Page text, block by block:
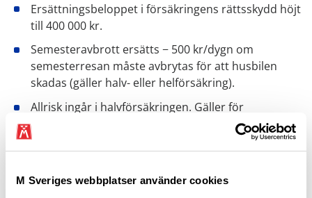
M Sveriges webbplatser använder cookies
Ersättningsbeloppet i försäkringens rättsskydd höjt
till 400 000 kr.
Semesteravbrott ersätts − 500 kr/dygn om
semesterresan måste avbrytas för att husbilen
skadas (gäller halv- eller helförsäkring).
Allrisk ingår i halvförsäkringen. Gäller för
exempelvis om du råkat skada förarutrymmets
inredning, tappat bilnyckeln eller av misstag tankat
Fast självrisk om du måste byta ruta. Går rutan att